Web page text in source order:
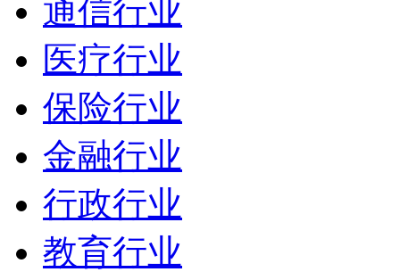
通信行业
医疗行业
保险行业
金融行业
行政行业
教育行业